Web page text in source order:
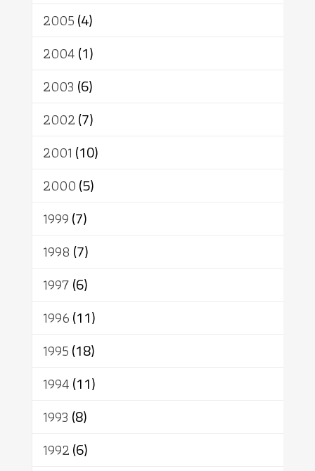
2005(4)
2004(1)
2003 (6)
2002(7)
2001 (10)
2000(5)
1999(7)
1998 (7)
1997(6)
1996(11)
1995(18)
1994(11)
1993 (8)
1992(6)